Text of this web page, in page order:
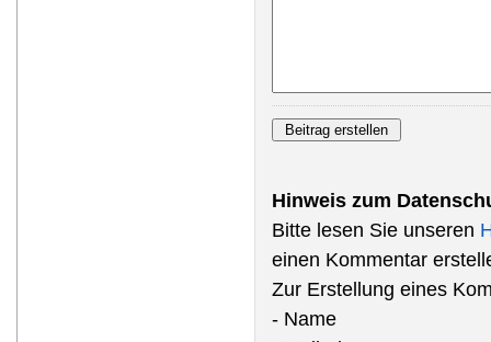
Hinweis zum
Bitte lesen Sie unseren
einen Kommentar
Zur Erstellung eines
- Name